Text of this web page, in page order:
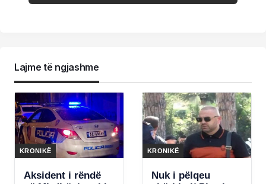
Lajme të ngjashme
KRONIKË
Aksident i rëndë
KRONIKË
Nuk i pëlqeu